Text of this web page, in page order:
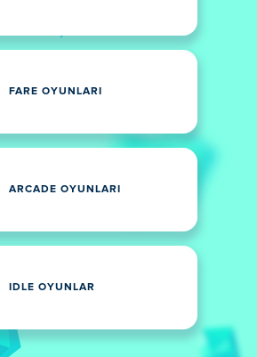
FARE OYUNLARI
ARCADE OYUNLARI
IDLE OYUNLAR